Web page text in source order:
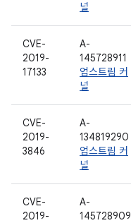
널
CVE-
2019-
17133
A-
145728911
업스트림 커
널
CVE-
2019-
3846
A-
134819290
업스트림 커
널
CVE-
2019-
A-
145728909